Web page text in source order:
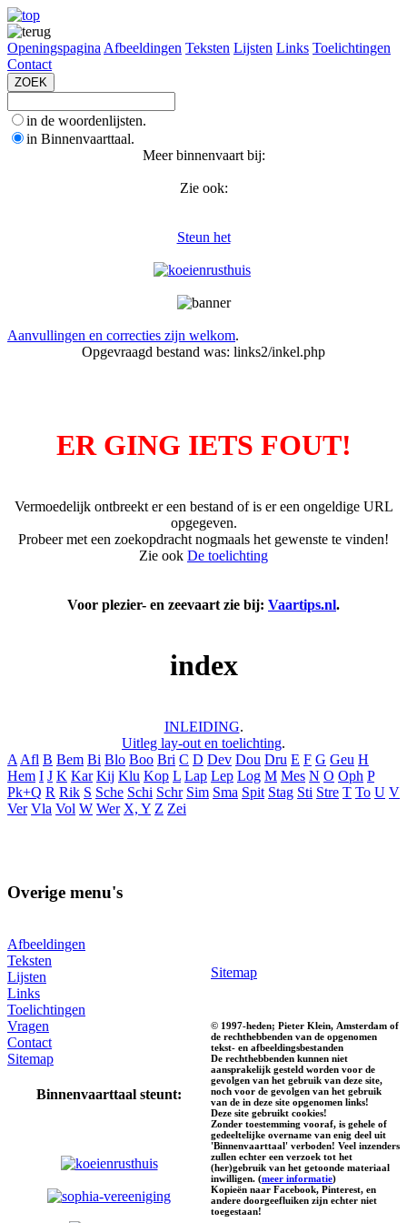
Openingspagina Afbeeldingen Teksten Lijsten Links Toelichtingen
Contact
in de woordenlijsten.
in Binnenvaarttaal.
Meer binnenvaart bij:
Zie ook:
Steun het
Aanvullingen en correcties zijn welkom.
Opgevraagd bestand was: links2/inkel.php
ER GING IETS FOUT!
Vermoedelijk ontbreekt er een bestand of is er een ongeldige URL
opgegeven.
Probeer met een zoekopdracht nogmaals het gewenste te vinden!
Zie ook De toelichting
Voor plezier- en zeevaart zie bij: Vaartips.nl.
index
INLEIDING.
Uitleg lay-out en toelichting.
A Afl B Bem Bi Blo Boo Bri C D Dev Dou Dru E F G Geu H
Hem I J K Kar Kij Klu Kop L Lap Lep Log M Mes N O Oph P
Pk+Q R Rik S Sche Schi Schr Sim Sma Spit Stag Sti Stre T To U V
Ver Vla Vol W Wer X, Y Z Zei
Overige menu's
Afbeeldingen
Teksten
Lijsten
Links
Toelichtingen
Vragen
Contact
Sitemap
Binnenvaarttaal steunt:
Sitemap
© 1997-heden; Pieter Klein, Amsterdam of
de rechthebbenden van de opgenomen
tekst- en afbeeldingsbestanden
De rechthebbenden kunnen niet
aansprakelijk gesteld worden voor de
gevolgen van het gebruik van deze site,
noch voor de gevolgen van het gebruik
van de in deze site opgenomen links!
Deze site gebruikt cookies!
Zonder toestemming vooraf, is gehele of
gedeeltelijke overname van enig deel uit
'Binnenvaarttaal' verboden! Veel inzenders
zullen echter een verzoek tot het
(her)gebruik van het getoonde materiaal
inwilligen. (meer informatie)
Kopieën naar Facebook, Pinterest, en
andere doorgeefluiken zijn echter niet
toegestaan!